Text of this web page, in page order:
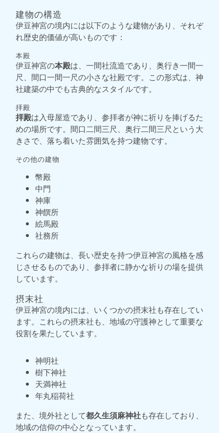
建物の構造
伊豆神宮の境内には以下のような建物があり、それぞ
れ歴史的価値が高いものです：
本殿
伊豆神宮の本殿は、一間社流造であり、奥行き一間一
尺、間口一間一尺の小さな社殿です。この形式は、神
社建築の中でも古典的なスタイルです。
拝殿
拝殿は入母屋造であり、参拝者が神に祈りを捧げるた
めの場所です。間口二間三尺、奥行二間三尺という大
きさで、落ち着いた雰囲気を持つ建物です。
その他の建物
幣殿
中門
神庫
神饌所
絵馬殿
社務所
これらの建物は、長い歴史を持つ伊豆神宮の風格を感
じさせるものであり、参拝者に静かな祈りの場を提供
しています。
摂末社
伊豆神宮の境内には、いくつかの摂末社も存在してい
ます。これらの摂末社も、地域の守護神として重要な
役割を果たしています。
神明社
樹下神社
天満神社
年丸稲荷社
また、境外社として都久生須麻神社も存在しており、
地域の信仰の中心となっています。